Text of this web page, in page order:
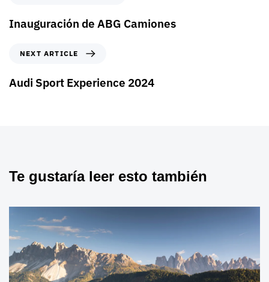
Inauguración de ABG Camiones
NEXT ARTICLE
Audi Sport Experience 2024
Te gustaría leer esto también